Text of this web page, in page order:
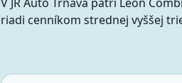
riadi cenníkom strednej vyššej